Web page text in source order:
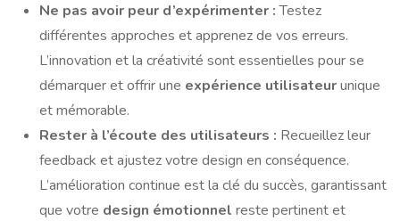
Ne pas avoir peur d’expérimenter :Testez
différentes approches et apprenez de vos erreurs.
L’innovation et la créativité sont essentielles pour se
démarquer et offrir une expérience utilisateurunique
et mémorable.
Rester à l’écoute des utilisateurs : Recueillez leur
feedback et ajustez votre design en conséquence.
L’amélioration continue est la clé du succès, garantissant
que votre design émotionnel reste pertinent et